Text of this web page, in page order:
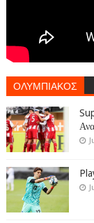
ΟΛΥΜΠΙΑΚΟΣ